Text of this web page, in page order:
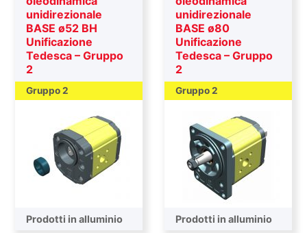
unidirezionale
BASE ø52 BH
Unificazione
Tedesca – Gruppo
2
Gruppo 2
Prodotti in alluminio
unidirezionale
BASE ø80
Unificazione
Tedesca – Gruppo
2
Gruppo 2
Prodotti in alluminio